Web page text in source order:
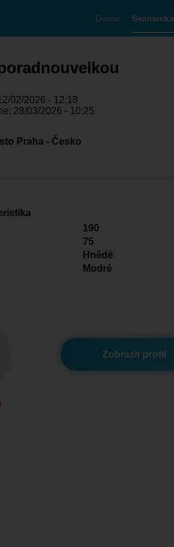
Domů Seznamka
02/2026 - 12:18
28/03/2026 - 10:25
Praha - Česko
190
75
Hnědé
Modré
Zobrazit profil